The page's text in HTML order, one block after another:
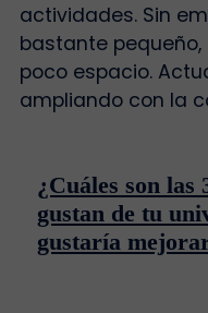
actividades. Sin
bastante
poco espacio.
ampliando con la
¿Cuáles son las
gustan de tu
gustaría